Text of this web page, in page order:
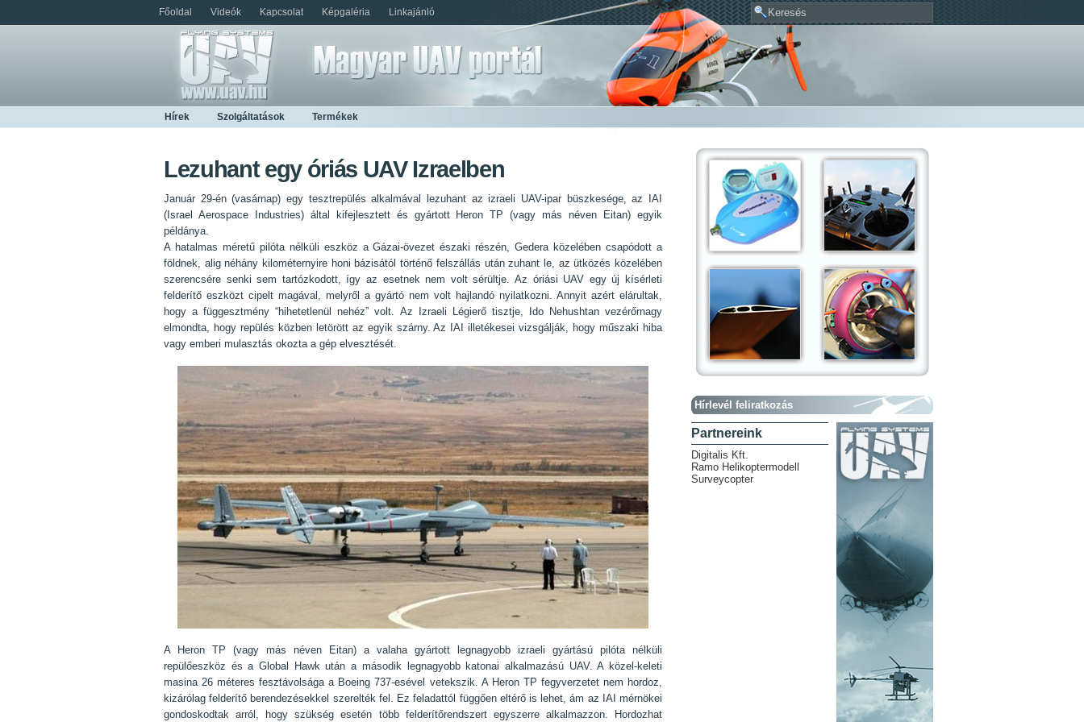
Főoldal Videók Kapcsolat Képgaléria Linkajánló
Hírek Szolgáltatások Termékek
Lezuhant egy óriás UAV Izraelben
Január 29-én (vasárnap) egy tesztrepülés alkalmával lezuhant az izraeli UAV-ipar büszkesége, az IAI
(Israel Aerospace Industries) által kifejlesztett és gyártott Heron TP (vagy más néven Eitan) egyik
példánya.
A hatalmas méretű pilóta nélküli eszköz a Gázai-övezet északi részén, Gedera közelében csapódott a
földnek, alig néhány kilométernyire honi bázisától történő felszállás után zuhant le, az ütközés közelében
szerencsére senki sem tartózkodott, így az esetnek nem volt sérültje. Az óriási UAV egy új kísérleti
felderítő eszközt cipelt magával, melyről a gyártó nem volt hajlandó nyilatkozni. Annyit azért elárultak,
hogy a függesztmény “hihetetlenül nehéz” volt. Az Izraeli Légierő tisztje, Ido Nehushtan vezérőrnagy
elmondta, hogy repülés közben letörött az egyik szárny. Az IAI illetékesei vizsgálják, hogy műszaki hiba
vagy emberi mulasztás okozta a gép elvesztését.
A Heron TP (vagy más néven Eitan) a valaha gyártott legnagyobb izraeli gyártású pilóta nélküli
repülőeszköz és a Global Hawk után a második legnagyobb katonai alkalmazású UAV. A közel-keleti
masina 26 méteres fesztávolsága a Boeing 737-esével vetekszik. A Heron TP fegyverzetet nem hordoz,
kizárólag felderítő berendezésekkel szerelték fel. Ez feladattól függően eltérő is lehet, ám az IAI mérnökei
gondoskodtak arról, hogy szükség esetén több felderítőrendszert egyszerre alkalmazzon. Hordozhat
Hírlevél feliratkozás
Partnereink
Digitalis Kft.
Ramo Helikoptermodell
Surveycopter